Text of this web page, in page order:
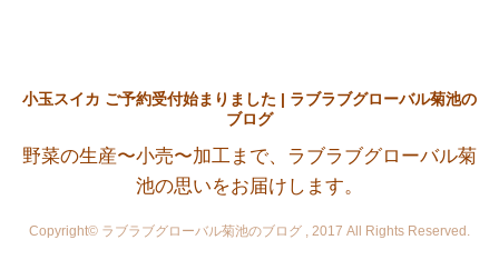
小玉スイカ ご予約受付始まりました | ラブラブグローバル菊池の
ブログ
野菜の生産〜小売〜加工まで、ラブラブグローバル菊
池の思いをお届けします。
Copyright© ラブラブグローバル菊池のブログ , 2017 All Rights Reserved.